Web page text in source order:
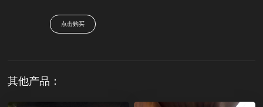
点击购买
其他产品：